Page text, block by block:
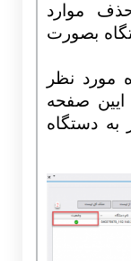
موارد
بصورت
مورد نظر
ایین صفحه
به دستگاه